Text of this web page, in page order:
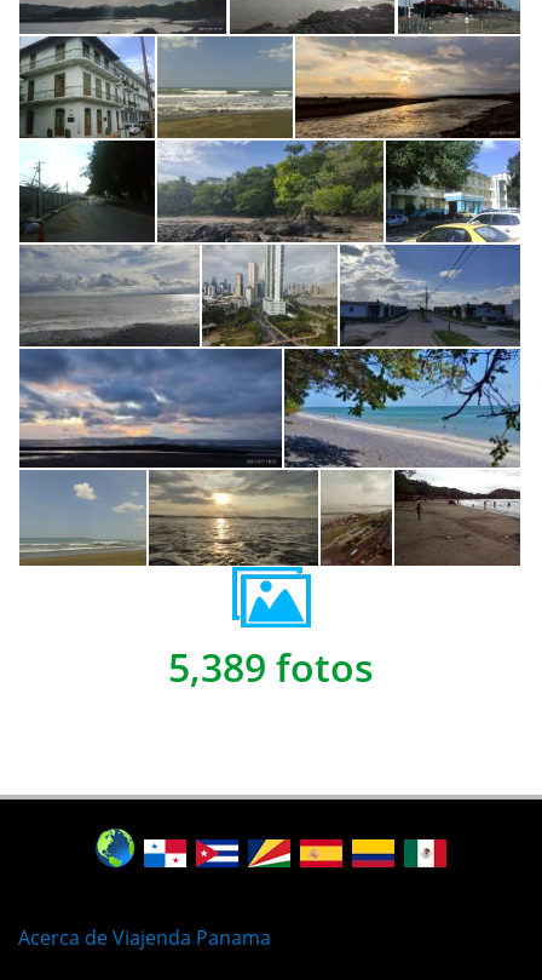
5,389 fotos
Acerca de Viajenda Panama